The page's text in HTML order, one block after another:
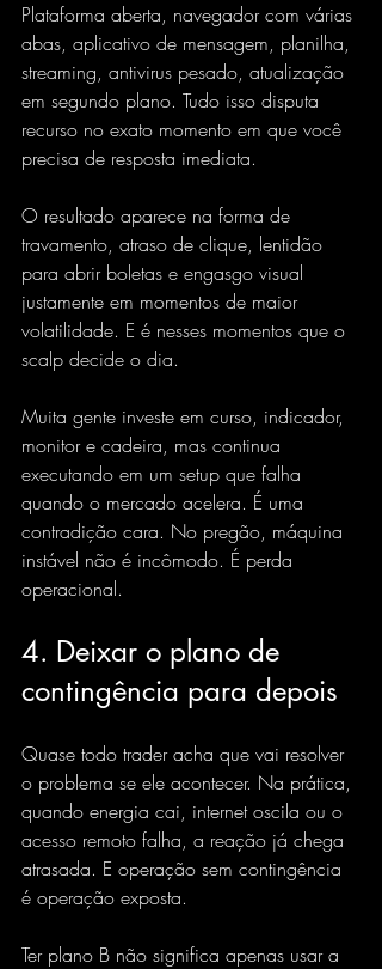
Plataforma aberta, navegador com várias
abas, aplicativo de mensagem, planilha,
streaming, antivirus pesado, atualização
em segundo plano. Tudo isso disputa
recurso no exato momento em que você
precisa de resposta imediata.
O resultado aparece na forma de
travamento, atraso de clique, lentidão
para abrir boletas e engasgo visual
justamente em momentos de maior
volatilidade. E é nesses momentos que o
scalp decide o dia.
Muita gente investe em curso, indicador,
monitor e cadeira, mas continua
executando em um setup que falha
quando o mercado acelera. É uma
contradição cara. No pregão, máquina
instável não é incômodo. É perda
operacional.
4. Deixar o plano de
contingência para depois
Quase todo trader acha que vai resolver
o problema se ele acontecer. Na prática,
quando energia cai, internet oscila ou o
acesso remoto falha, a reação já chega
atrasada. E operação sem contingência
é operação exposta.
Ter plano B não significa apenas usar a